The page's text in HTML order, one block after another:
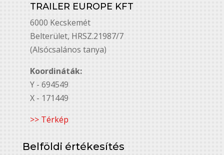
TRAILER EUROPE KFT
6000 Kecskemét
Belterület, HRSZ.21987/7
(Alsócsalános tanya)
Koordináták:
Y - 694549
X - 171449
>> Térkép
Belföldi értékesítés